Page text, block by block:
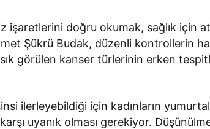
işaretlerini doğru okumak, sağlık için
Şükrü Budak, düzenli kontrollerin
görülen kanser türlerinin erken
ilerleyebildiği için kadınların
uyanık olması gerekiyor.